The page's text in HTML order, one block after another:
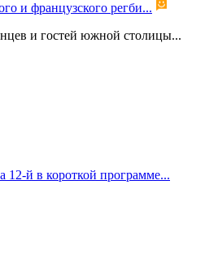
и французского регби...
и гостей южной столицы...
12-й в короткой программе...